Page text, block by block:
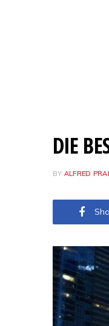
DIE
BY ALFRED